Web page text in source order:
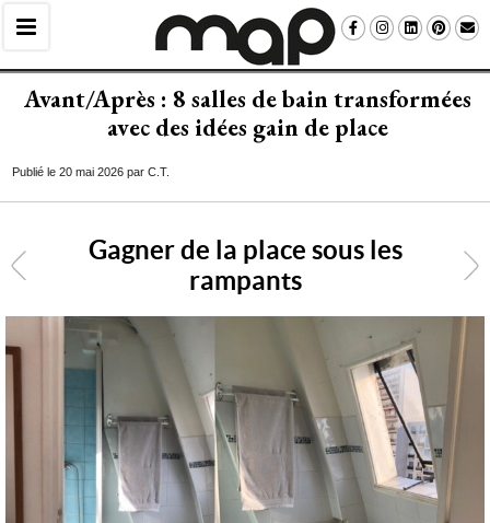
Avant/Après : 8 salles de bain transformées
avec des idées gain de place
Publié le 20 mai 2026 par C.T.
Gagner de la place sous les
rampants